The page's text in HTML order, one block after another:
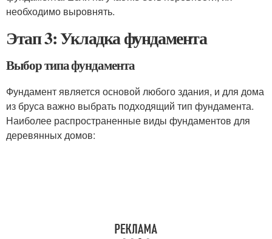
необходимо выровнять.
Этап 3: Укладка фундамента
Выбор типа фундамента
Фундамент является основой любого здания, и для дома
из бруса важно выбрать подходящий тип фундамента.
Наиболее распространенные виды фундаментов для
деревянных домов: